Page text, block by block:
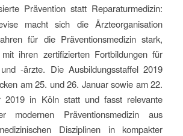
Prävention statt Reparaturmedizin:
macht sich die Ärzteorganisation
für die Präventionsmedizin stark,
ihren zertifizierten Fortbildungen für
-ärzte. Die Ausbildungsstaffel 2019
am 25. und 26. Januar sowie am 22.
2019 in Köln statt und fasst relevante
modernen Präventionsmedizin aus
Disziplinen in kompakter